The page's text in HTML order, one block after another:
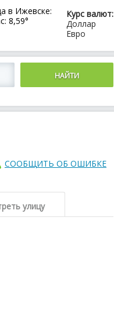
Курс валют:
Доллар
Евро
в Ижевске:
8,59°
СООБЩИТЬ ОБ ОШИБКЕ
улицу